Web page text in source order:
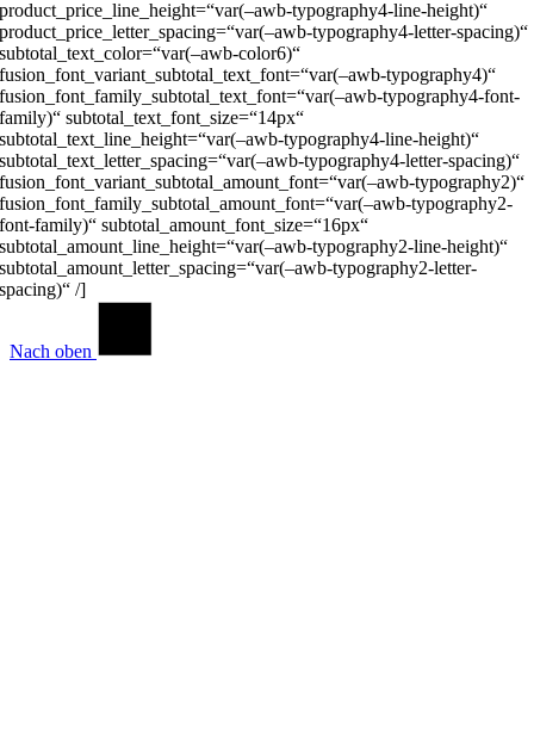
product_price_line_height=“var(–awb-typography4-line-height)“
product_price_letter_spacing=“var(–awb-typography4-letter-spacing)“
subtotal_text_color=“var(–awb-color6)“
fusion_font_variant_subtotal_text_font=“var(–awb-typography4)“
fusion_font_family_subtotal_text_font=“var(–awb-typography4-font-
family)“ subtotal_text_font_size=“14px“
subtotal_text_line_height=“var(–awb-typography4-line-height)“
subtotal_text_letter_spacing=“var(–awb-typography4-letter-spacing)“
fusion_font_variant_subtotal_amount_font=“var(–awb-typography2)“
fusion_font_family_subtotal_amount_font=“var(–awb-typography2-
font-family)“ subtotal_amount_font_size=“16px“
subtotal_amount_line_height=“var(–awb-typography2-line-height)“
subtotal_amount_letter_spacing=“var(–awb-typography2-letter-
spacing)“ /]
Nach oben